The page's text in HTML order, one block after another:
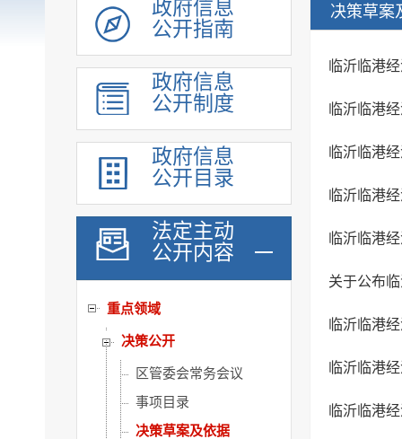
政府信息
公开指南
政府信息
公开制度
政府信息
公开目录
法定主动
公开内容
履职依据
规划计划
财政预算决算
政府集中采购
重大建设项目
安全生产领域信息
人事信息
重点领域
决策公开
区管委会常务会议
事项目录
决策草案及依据
决策草案
临沂临港
临沂临港